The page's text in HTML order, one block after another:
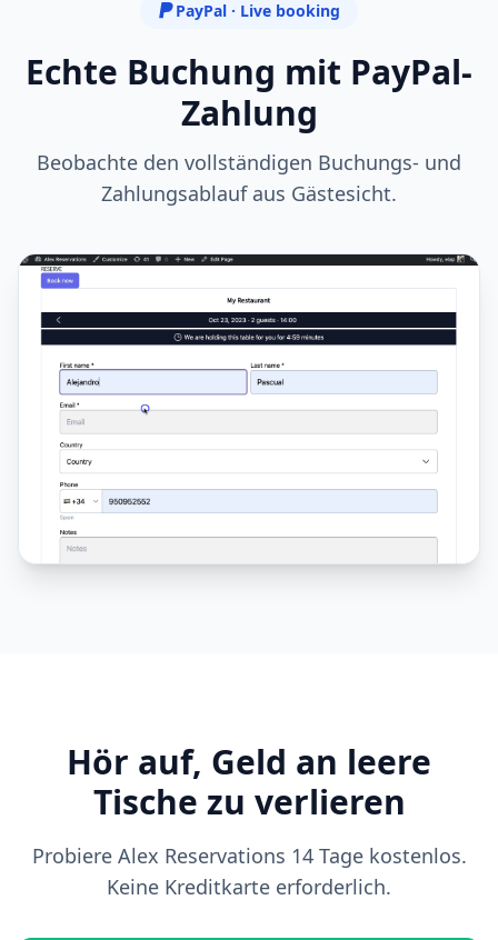
PayPal · Live booking
Echte Buchung mit PayPal-
Zahlung
Beobachte den vollständigen Buchungs- und
Zahlungsablauf aus Gästesicht.
Hör auf, Geld an leere
Tische zu verlieren
Probiere Alex Reservations 14 Tage kostenlos.
Keine Kreditkarte erforderlich.